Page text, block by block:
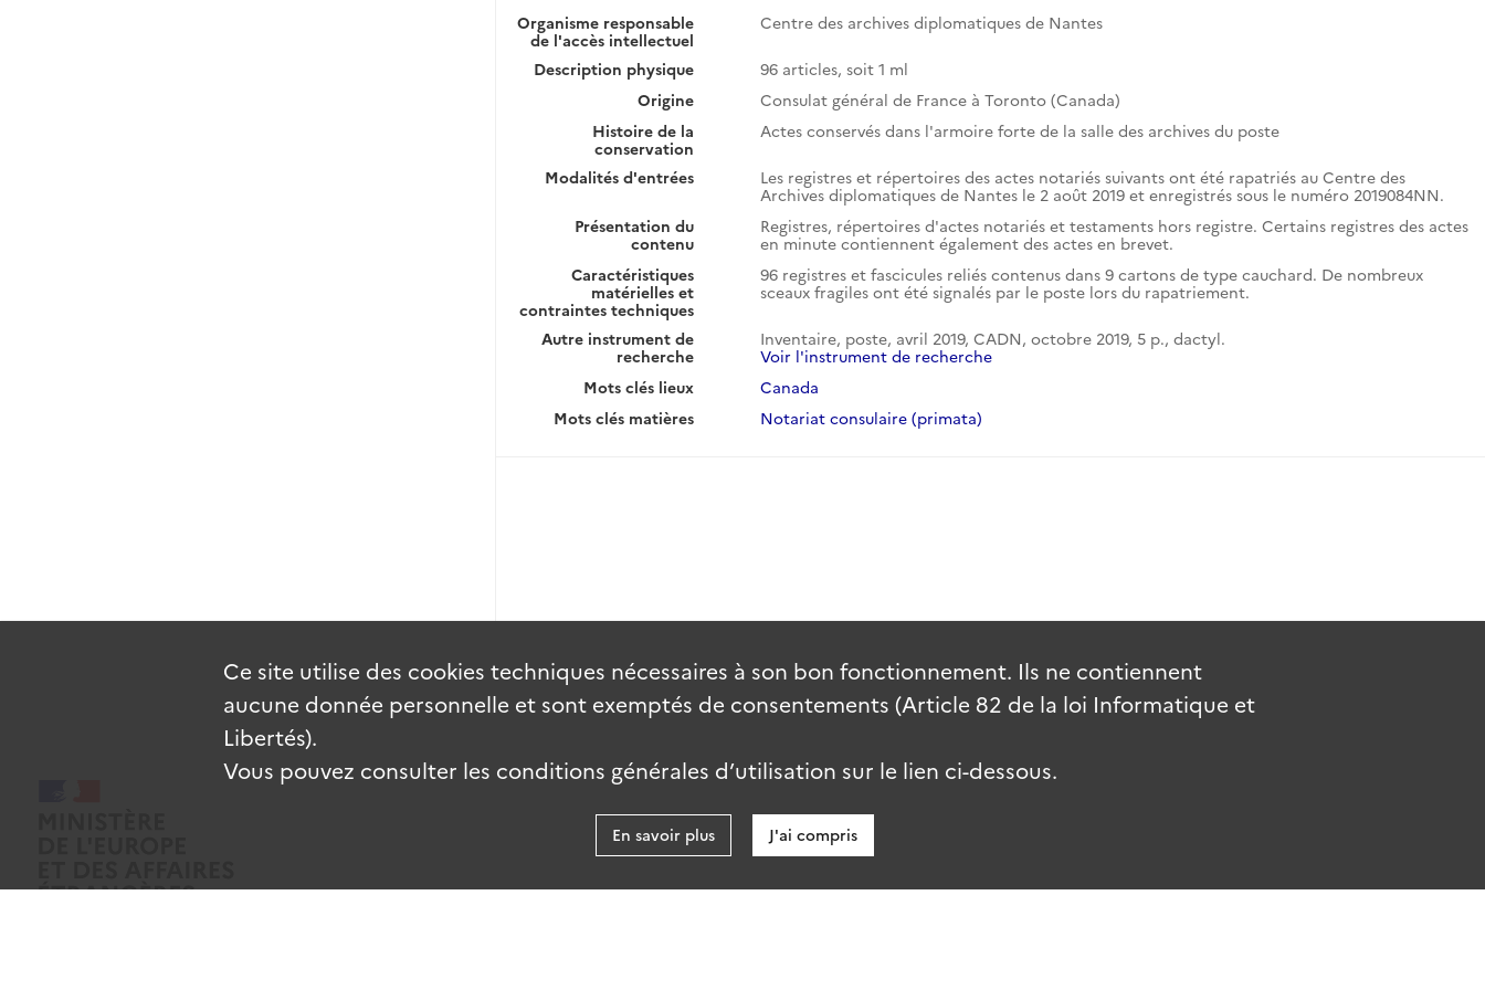
Organisme responsable
de l'accès intellectuel
Centre des archives diplomatiques de Nantes
Description physique
96 articles, soit 1 ml
Origine
Consulat général de France à Toronto (Canada)
Histoire de la
conservation
Actes conservés dans l'armoire forte de la salle des archives du poste
Modalités d'entrées
Les registres et répertoires des actes notariés suivants ont été rapatriés au Centre des
Archives diplomatiques de Nantes le 2 août 2019 et enregistrés sous le numéro 2019084NN.
Présentation du
contenu
Registres, répertoires d'actes notariés et testaments hors registre. Certains registres des actes
en minute contiennent également des actes en brevet.
Caractéristiques
matérielles et
contraintes techniques
96 registres et fascicules reliés contenus dans 9 cartons de type cauchard. De nombreux
sceaux fragiles ont été signalés par le poste lors du rapatriement.
Autre instrument de
recherche
Inventaire, poste, avril 2019, CADN, octobre 2019, 5 p., dactyl.
Voir l'instrument de recherche
Mots clés lieux
Canada
Mots clés matières
Notariat consulaire (primata)
Ce site utilise des cookies techniques nécessaires à son bon fonctionnement. Ils ne contiennent
aucune donnée personnelle et sont exemptés de consentements (Article 82 de la loi Informatique et
Libertés).
Vous pouvez consulter les conditions générales d’utilisation sur le lien ci-dessous.
En savoir plus J'ai compris